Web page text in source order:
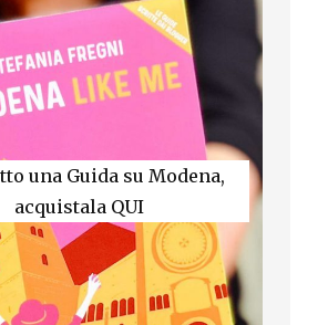
una Guida su Modena,
acquistala QUI